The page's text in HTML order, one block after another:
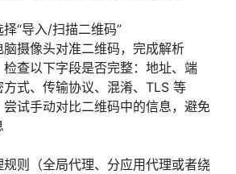
“导入/扫描二维码”
摄像头对准二维码，完成解析
检查以下字段是否完整：地址、端
方式、传输协议、混淆、TLS 等
试手动对比二维码中的信息，避免
则（全局代理、分应用代理或者绕